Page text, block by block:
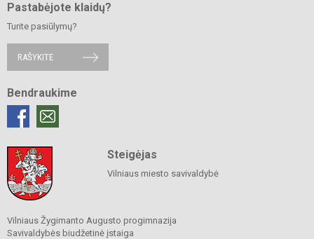
Pastabėjote klaidų?
Turite pasiūlymų?
RAŠYKITE
Bendraukime
Steigėjas
Vilniaus miesto savivaldybė
Vilniaus Žygimanto Augusto progimnazija
Savivaldybės biudžetinė įstaiga